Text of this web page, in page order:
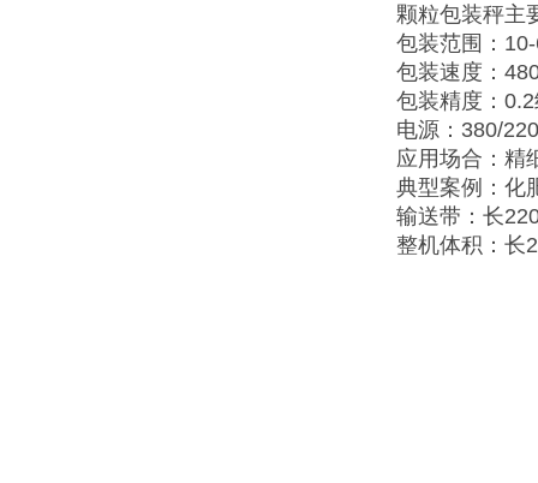
颗粒包装秤主
包装范围：
包装速度：
包装精度：
电源：380/
应用场合：精
典型案例：化
输送带：长
整机体积：长